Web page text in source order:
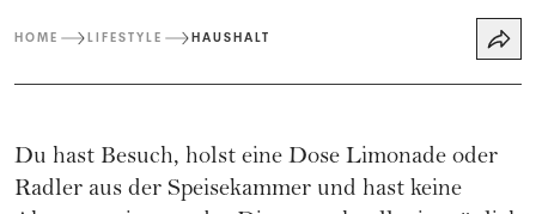
HOME LIFESTYLE HAUSHALT
Du hast Besuch, holst eine Dose Limonade oder
Radler aus der Speisekammer und hast keine